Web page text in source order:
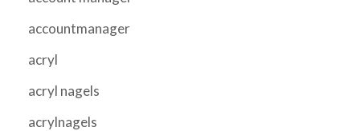
accountmanager
acryl
acryl nagels
acrylnagels